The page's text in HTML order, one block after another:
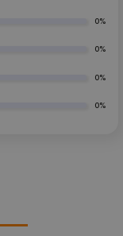
0%
0%
0%
0%